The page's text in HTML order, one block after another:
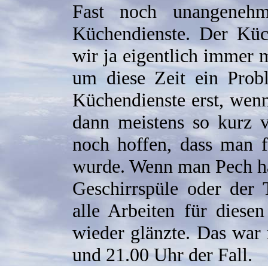
Fast noch
Küchendienste. Der
wir ja eigentlich immer
um diese Zeit ein
Küchendienste erst,
dann meistens so kurz
noch hoffen, dass man
wurde. Wenn man Pech
Geschirrspüle oder der
alle Arbeiten für
wieder glänzte. Das war
und 21.00 Uhr der Fall.